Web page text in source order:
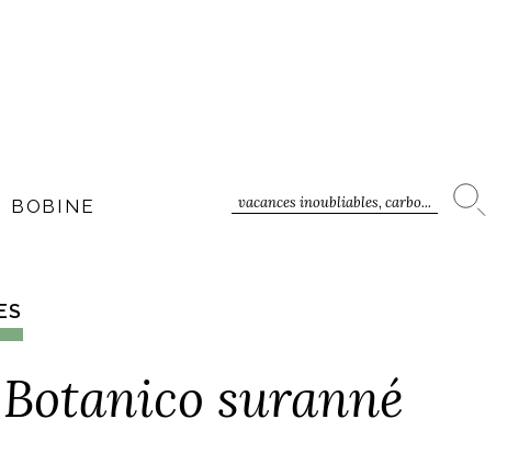
vacances inoubliables, carbo...
BOBINE
suranné